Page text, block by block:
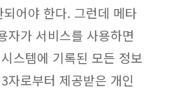
어야 한다. 그런데 메타
자가 서비스를 사용하면
스템에 기록된 모든 정보
자로부터 제공받은 개인